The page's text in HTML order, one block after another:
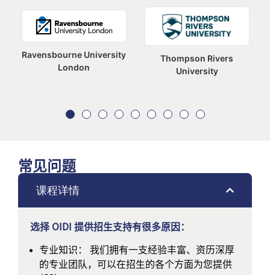
Ravensbourne University
London
Thompson Rivers
University
常见问题
课程详情
选择 OIDI 提供招生支持有很多原因：
专业知识： 我们拥有一支经验丰富、资历深厚
的专业团队，可以在招生的各个方面为您提供